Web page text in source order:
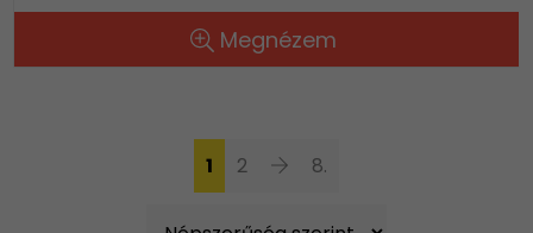
Megnézem
1 2 8.